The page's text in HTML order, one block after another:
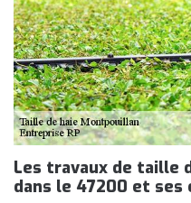
Les travaux de taille
dans le 47200 et ses